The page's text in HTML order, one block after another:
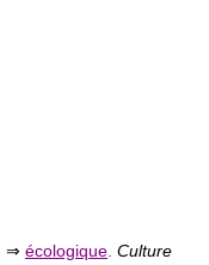
⇒ écologique Culture